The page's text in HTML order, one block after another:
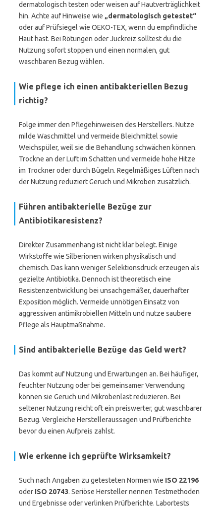
dermatologisch testen oder weisen auf Hautverträglichkeit
hin. Achte auf Hinweise wie „dermatologisch getestet“
oder auf Prüfsiegel wie OEKO-TEX, wenn du empfindliche
Haut hast. Bei Rötungen oder Juckreiz solltest du die
Nutzung sofort stoppen und einen normalen, gut
waschbaren Bezug wählen.
Wie pflege ich einen antibakteriellen Bezug
richtig?
Folge immer den Pflegehinweisen des Herstellers. Nutze
milde Waschmittel und vermeide Bleichmittel sowie
Weichspüler, weil sie die Behandlung schwächen können.
Trockne an der Luft im Schatten und vermeide hohe Hitze
im Trockner oder durch Bügeln. Regelmäßiges Lüften nach
der Nutzung reduziert Geruch und Mikroben zusätzlich.
Führen antibakterielle Bezüge zur
Antibiotikaresistenz?
Direkter Zusammenhang ist nicht klar belegt. Einige
Wirkstoffe wie Silberionen wirken physikalisch und
chemisch. Das kann weniger Selektionsdruck erzeugen als
gezielte Antibiotika. Dennoch ist theoretisch eine
Resistenzentwicklung bei unsachgemäßer, dauerhafter
Exposition möglich. Vermeide unnötigen Einsatz von
aggressiven antimikrobiellen Mitteln und nutze saubere
Pflege als Hauptmaßnahme.
Sind antibakterielle Bezüge das Geld wert?
Das kommt auf Nutzung und Erwartungen an. Bei häufiger,
feuchter Nutzung oder bei gemeinsamer Verwendung
können sie Geruch und Mikrobenlast reduzieren. Bei
seltener Nutzung reicht oft ein preiswerter, gut waschbarer
Bezug. Vergleiche Herstelleraussagen und Prüfberichte
bevor du einen Aufpreis zahlst.
Wie erkenne ich geprüfte Wirksamkeit?
Such nach Angaben zu getesteten Normen wie ISO 22196
oder ISO 20743. Seriöse Hersteller nennen Testmethoden
und Ergebnisse oder verlinken Prüfberichte. Labortests